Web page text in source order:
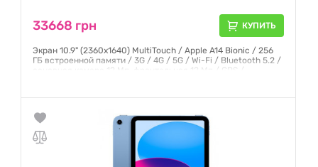
33668 грн КУПИТЬ
Экран 10.9" (2360x1640) MultiTouch / Apple A14 Bionic / 256
ГБ встроенной памяти / 3G / 4G / 5G / Wi-Fi / Bluetooth 5.2 /
основная камера 12 Мп, фронтальная 12 Мп / GPS /
Гарантия:6 месяцев